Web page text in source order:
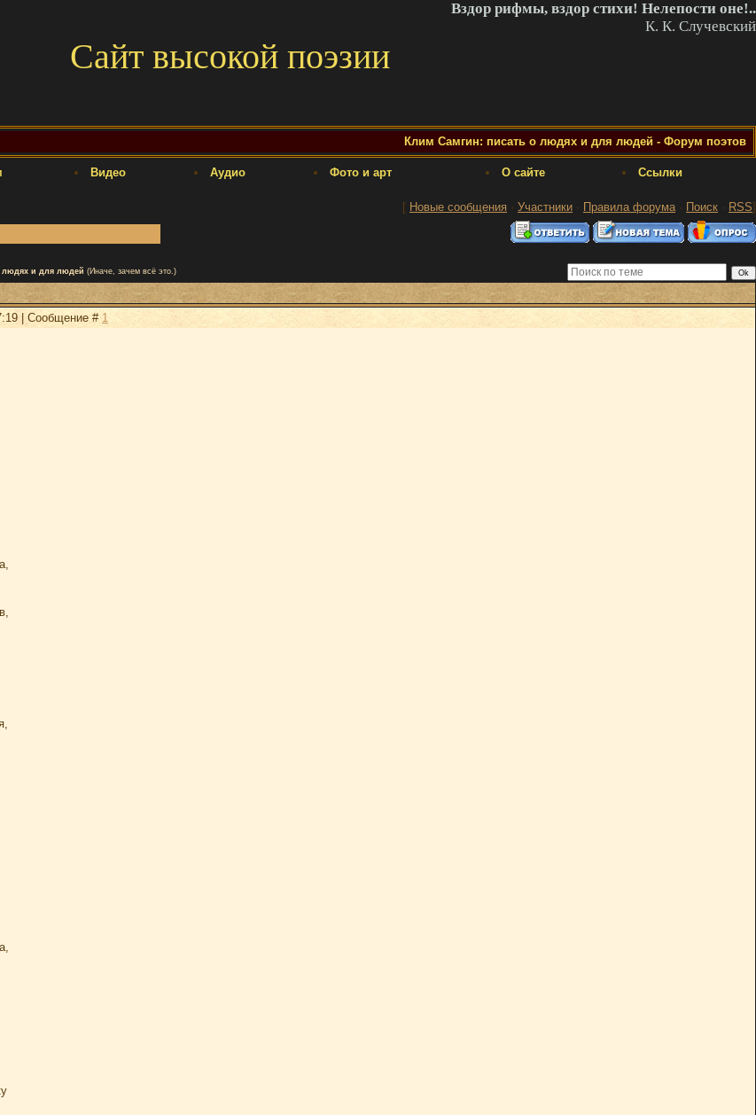
Вздор рифмы, вздор стихи! Нелепости оне!..
К. К. Случевский
Сайт высокой поэзии
Клим Самгин: писать о людях и для людей - Форум поэтов
Видео Аудио Фото и арт О сайте Ссылки
[ Новые сообщения · Участники · Правила форума· Поиск · RSS]
людях и для людей (Иначе, зачем всё это.)
| Сообщение # 1